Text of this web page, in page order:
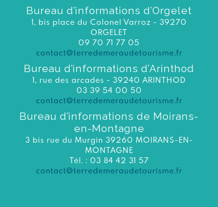
Bureau d’informations d’Orgelet
1, bis place du Colonel Varroz - 39270
ORGELET
09 70 71 77 05
contact@terredemeraudetourisme.fr
Bureau d’informations d’Arinthod
1, rue des arcades - 39240 ARINTHOD
03 39 54 00 50
contact@terredemeraudetourisme.fr
Bureau d’informations de Moirans-
en-Montagne
3 bis rue du Murgin 39260 MOIRANS-EN-
MONTAGNE
Tél. : 03 84 42 31 57
contact@terredemeraudetourisme.fr